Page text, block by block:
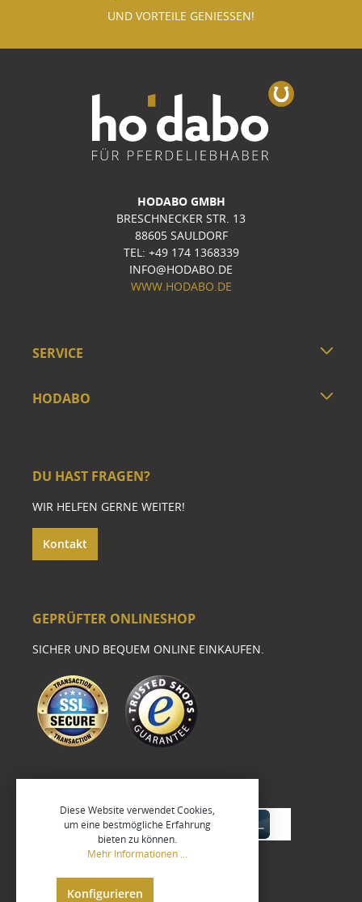
UND VORTEILE GENIESSEN!
HODABO GMBH
BRESCHNECKER STR. 13
88605 SAULDORF
TEL: +49 174 1368339
INFO@HODABO.DE
WWW.HODABO.DE
SERVICE
HODABO
DU HAST FRAGEN?
WIR HELFEN GERNE WEITER!
Kontakt
GEPRÜFTER ONLINESHOP
SICHER UND BEQUEM ONLINE EINKAUFEN.
Diese Website verwendet Cookies,
um eine bestmögliche Erfahrung
bieten zu können.
Mehr Informationen ...
Konfigurieren